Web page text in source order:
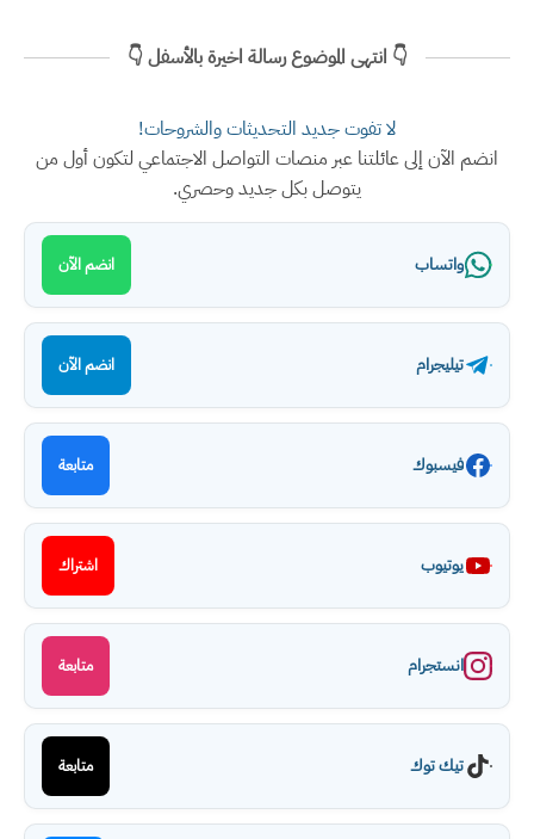
👇 انتهى الموضوع رسالة اخيرة بالأسفل 👇
لا تفوت جديد التحديثات والشروحات!
انضم الآن إلى عائلتنا عبر منصات التواصل الاجتماعي لتكون أول من
يتوصل بكل جديد وحصري.
واتساب انضم الآن
تيليجرام انضم الآن
فيسبوك متابعة
يوتيوب اشتراك
انستجرام متابعة
تيك توك متابعة